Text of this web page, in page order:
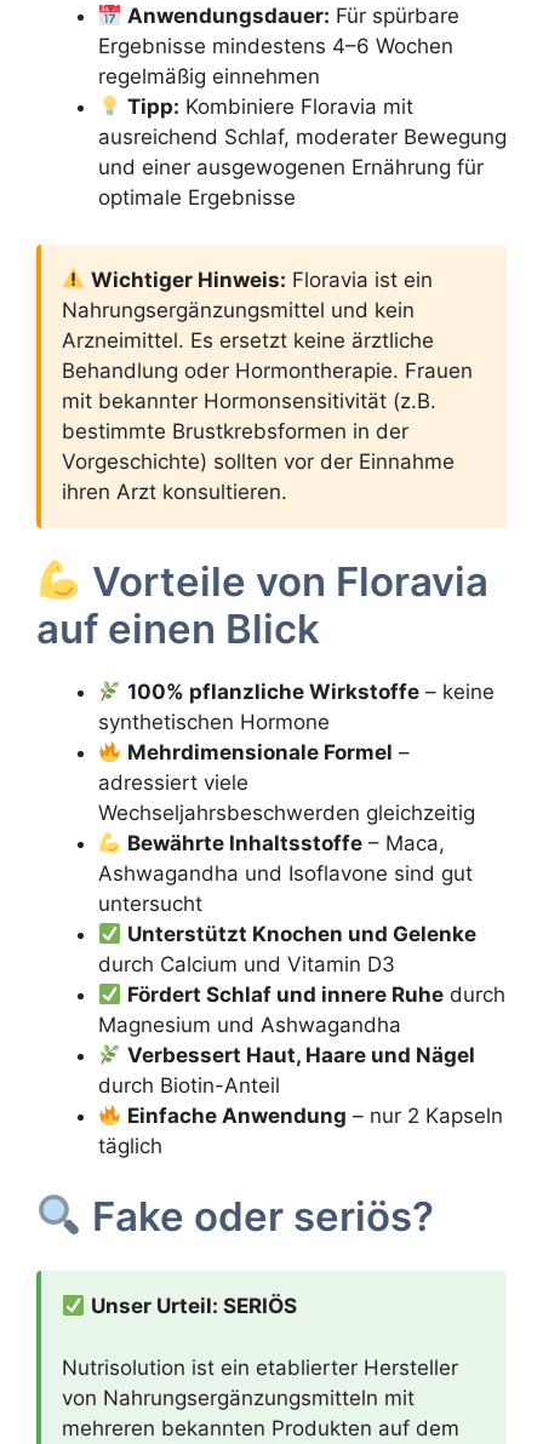
Anwendungsdauer: Für spürbare
Ergebnisse mindestens 4–6 Wochen
regelmäßig einnehmen
Tipp: Kombiniere Floravia mit
ausreichend Schlaf, moderater Bewegung
und einer ausgewogenen Ernährung für
optimale Ergebnisse
Wichtiger Hinweis: Floravia ist ein
Nahrungsergänzungsmittel und kein
Arzneimittel. Es ersetzt keine ärztliche
Behandlung oder Hormontherapie. Frauen
mit bekannter Hormonsensitivität (z.B.
bestimmte Brustkrebsformen in der
Vorgeschichte) sollten vor der Einnahme
ihren Arzt konsultieren.
Vorteile von Floravia
auf einen Blick
100% pflanzliche Wirkstoffe – keine
synthetischen Hormone
Mehrdimensionale Formel –
adressiert viele
Wechseljahrsbeschwerden gleichzeitig
Bewährte Inhaltsstoffe – Maca,
Ashwagandha und Isoflavone sind gut
untersucht
Unterstützt Knochen und Gelenke
durch Calcium und Vitamin D3
Fördert Schlaf und innere Ruhe durch
Magnesium und Ashwagandha
Verbessert Haut, Haare und Nägel
durch Biotin-Anteil
Einfache Anwendung – nur 2 Kapseln
täglich
Fake oder seriös?
Unser Urteil: SERIÖS
Nutrisolution ist ein etablierter Hersteller
von Nahrungsergänzungsmitteln mit
mehreren bekannten Produkten auf dem